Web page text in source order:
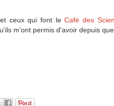
et ceux qui font leCafé des
m'ont permis d'avoir depuis